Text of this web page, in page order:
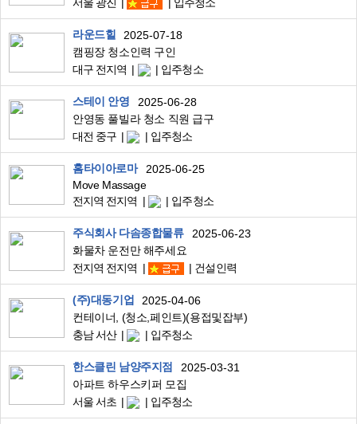
라운드힐
2025-07-18
캠핑장 청소인력 구인
대구 전지역
입주청소
스테이 안영
2025-06-28
안영동 풀빌라 청소 직원 급구
대전 중구
입주청소
홈타이아로마
2025-06-25
Move Massage
전지역 전지역
입주청소
주식회사 다솜종합물류
2025-06-23
화물차 운전만 해주세요
전지역 전지역
건설인력
(주)대동기업
2025-04-06
컨테이너, (청소,페인트)(용접및잡부)
충남 서산
입주청소
한스클린 남양주지점
2025-03-31
아파트 하우스키퍼 모집
서울 서초
입주청소